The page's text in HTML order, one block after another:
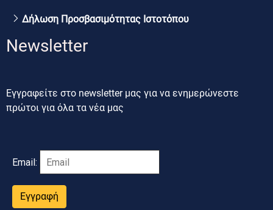
Δήλωση Προσβασιμότητας Ιστοτόπου
Newsletter
Εγγραφείτε στο newsletter μας για να ενημερώνεστε
πρώτοι για όλα τα νέα μας
Email:
Εγγραφή